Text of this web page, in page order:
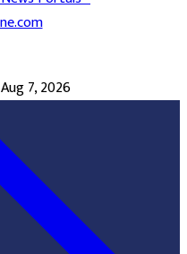
Aug 7, 2026